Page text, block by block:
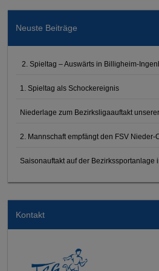
Neuste Beiträge
2. Spieltag – Auswärts in Billigheim-
1. Spieltag als Schockereignis
Niederlage zum Bezirksligaauftakt
2. Mannschaft empfängt den FSV Nieder-
Saisonauftakt auf der Bezirkssportanlage
Kontakt